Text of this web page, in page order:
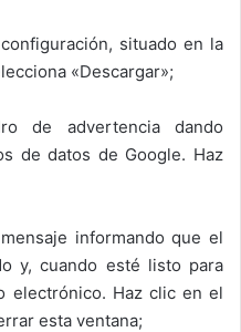
situado en la
«Descargar»;
de advertencia dando
de datos de Google. Haz
informando que el
y, cuando esté listo para
electrónico. Haz clic en el
esta ventana;